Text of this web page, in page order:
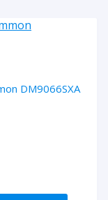
DM9066SXA